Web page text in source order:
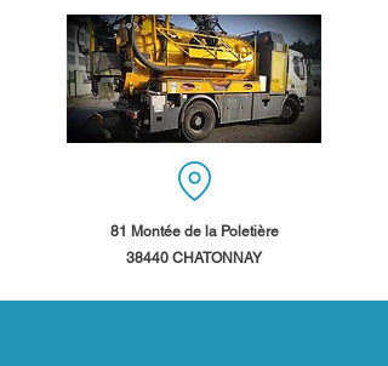
81 Montée de la Poletière
38440 CHATONNAY​